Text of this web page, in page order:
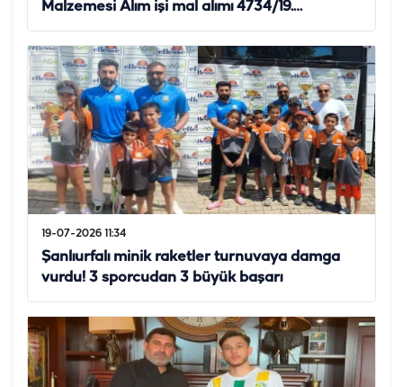
Malzemesi Alım işi mal alımı 4734/19.
Maddesine göre açık ihale usulü ile ihale
edilecektir.
19-07-2026 11:34
Şanlıurfalı minik raketler turnuvaya damga
vurdu! 3 sporcudan 3 büyük başarı